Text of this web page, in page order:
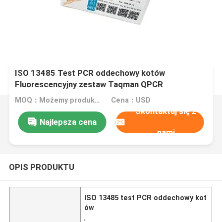
ISO 13485 Test PCR oddechowy kotów
Fluorescencyjny zestaw Taqman QPCR
MOQ：Możemy produkować zestawy płynne i liofilizowane Cena：USD
Najlepsza cena
Skontaktuj się z
nami
OPIS PRODUKTU
ISO 13485 test PCR oddechowy kot
ów
,